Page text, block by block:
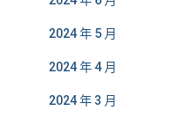
2024 年 5 月
2024 年 4 月
2024 年 3 月